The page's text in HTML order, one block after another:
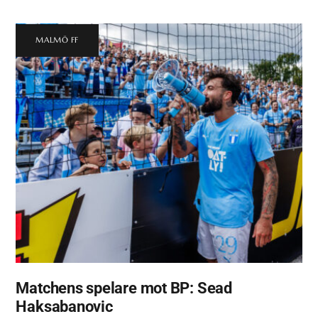
MALMÖ FF
Matchens spelare mot BP: Sead
Haksabanovic